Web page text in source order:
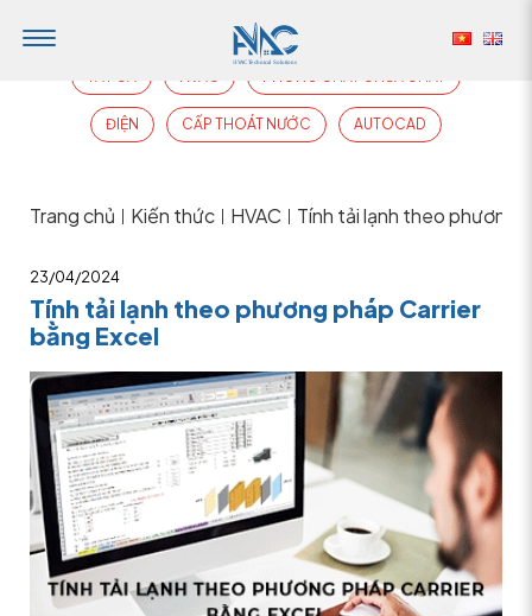
ĐIỆN CẤP THOÁT NƯỚC AUTOCAD
Trang chủ Kiến thức HVAC Tính tải lạnh theo phương
23/04/2024
Tính tải lạnh theo phương pháp Carrier
bằng Excel